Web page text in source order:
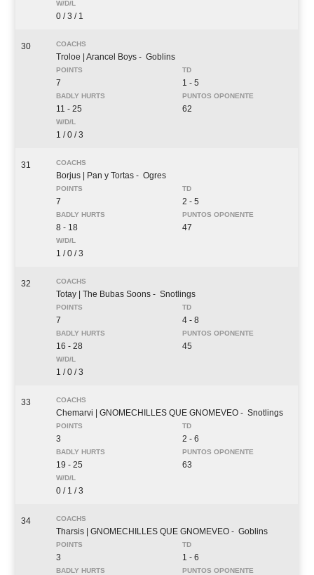
0 / 3 / 1
30
Troloe | Arancel Boys - Goblins
7 1 - 5
11 - 25 62
1 / 0 / 3
31
Borjus | Pan y Tortas - Ogres
7 2 - 5
8 - 18 47
1 / 0 / 3
32
Totay | The Bubas Soons - Snotlings
7 4 - 8
16 - 28 45
1 / 0 / 3
33
Chemarvi | GNOMECHILLES QUE GNOMEVEO - Snotlings
3 2 - 6
19 - 25 63
0 / 1 / 3
34
Tharsis | GNOMECHILLES QUE GNOMEVEO - Goblins
3 1 - 6